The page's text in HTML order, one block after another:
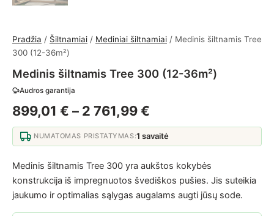
Pradžia / Šiltnamiai / Mediniai šiltnamiai / Medinis šiltnamis Tree
300 (12-36m²)
Medinis šiltnamis Tree 300 (12-36m²)
Audros garantija
899,01 € – 2 761,99€
NUMATOMAS PRISTATYMAS:1 savaitė
Medinis šiltnamis Tree 300 yra aukštos kokybės
konstrukcija iš impregnuotos švediškos pušies. Jis suteikia
jaukumo ir optimalias sąlygas augalams augti jūsų sode.